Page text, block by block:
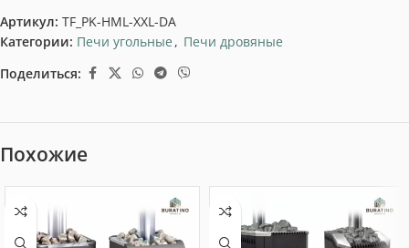
Артикул: TF_PK-HML-XXL-DA
Категории: Печи угольные , Печи дровяные
Поделиться:
Похожие